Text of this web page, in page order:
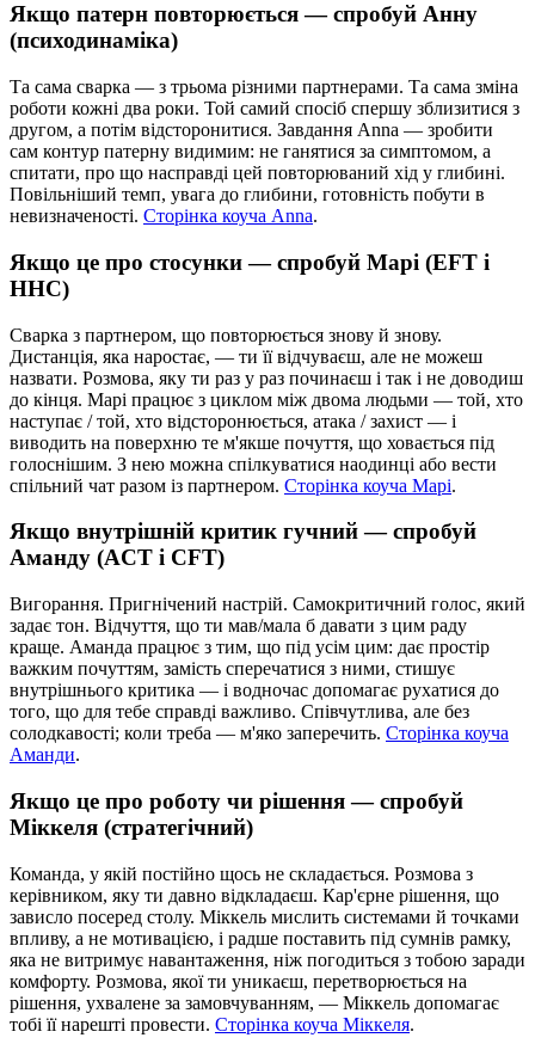
Якщо патерн повторюється — спробуй Анну
(психодинаміка)
Та сама сварка — з трьома різними партнерами. Та сама зміна
роботи кожні два роки. Той самий спосіб спершу зблизитися з
другом, а потім відсторонитися. Завдання Anna — зробити
сам контур патерну видимим: не ганятися за симптомом, а
спитати, про що насправді цей повторюваний хід у глибині.
Повільніший темп, увага до глибини, готовність побути в
невизначеності. Сторінка коуча Anna.
Якщо це про стосунки — спробуй Марі (EFT і
ННС)
Сварка з партнером, що повторюється знову й знову.
Дистанція, яка наростає, — ти її відчуваєш, але не можеш
назвати. Розмова, яку ти раз у раз починаєш і так і не доводиш
до кінця. Марі працює з циклом між двома людьми — той, хто
наступає / той, хто відсторонюється, атака / захист — і
виводить на поверхню те м'якше почуття, що ховається під
голоснішим. З нею можна спілкуватися наодинці або вести
спільний чат разом із партнером. Сторінка коуча Марі.
Якщо внутрішній критик гучний — спробуй
Аманду (ACT і CFT)
Вигорання. Пригнічений настрій. Самокритичний голос, який
задає тон. Відчуття, що ти мав/мала б давати з цим раду
краще. Аманда працює з тим, що під усім цим: дає простір
важким почуттям, замість сперечатися з ними, стишує
внутрішнього критика — і водночас допомагає рухатися до
того, що для тебе справді важливо. Співчутлива, але без
солодкавості; коли треба — м'яко заперечить. Сторінка коуча
Аманди.
Якщо це про роботу чи рішення — спробуй
Міккеля (стратегічний)
Команда, у якій постійно щось не складається. Розмова з
керівником, яку ти давно відкладаєш. Кар'єрне рішення, що
зависло посеред столу. Міккель мислить системами й точками
впливу, а не мотивацією, і радше поставить під сумнів рамку,
яка не витримує навантаження, ніж погодиться з тобою заради
комфорту. Розмова, якої ти уникаєш, перетворюється на
рішення, ухвалене за замовчуванням, — Міккель допомагає
тобі її нарешті провести. Сторінка коуча Міккеля.